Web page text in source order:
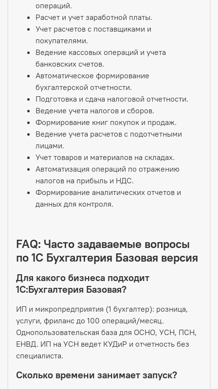
операций.
Расчет и учет заработной платы.
Учет расчетов с поставщиками и
покупателями.
Ведение кассовых операций и учета
банковских счетов.
Автоматическое формирование
бухгалтерской отчетности.
Подготовка и сдача налоговой отчетности.
Ведение учета налогов и сборов.
Формирование книг покупок и продаж.
Ведение учета расчетов с подотчетными
лицами.
Учет товаров и материалов на складах.
Автоматизация операций по отражению
налогов на прибыль и НДС.
Формирование аналитических отчетов и
данных для контроля.
FAQ: Часто задаваемые вопросы
по 1С Бухгалтерия Базовая версия
Для какого бизнеса подходит
1С:Бухгалтерия Базовая?
ИП и микропредприятия (1 бухгалтер): розница,
услуги, фриланс до 100 операций/месяц.
Однопользовательская база для ОСНО, УСН, ПСН,
ЕНВД. ИП на УСН ведет КУДиР и отчетность без
специалиста.
Сколько времени занимает запуск?